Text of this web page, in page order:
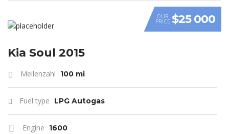
VIDEO
OUR
PRICE $25 000
Kia Soul 2015
Meilenzahl 100 mi
Fuel type LPG Autogas
Engine 1600